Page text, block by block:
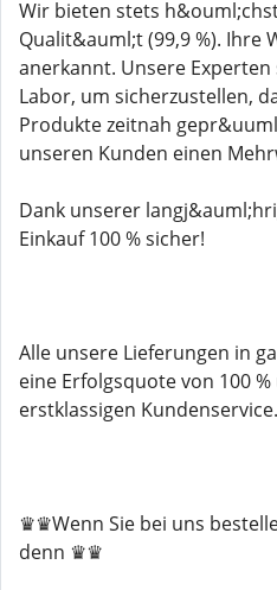
Wir bieten stets
Qualit&auml;t (99,9 %). Ihre
anerkannt. Unsere
Labor, um sicherzustellen,
Produkte zeitnah
unseren Kunden einen
Dank unserer
Einkauf 100 % sicher!
Alle unsere Lieferungen in
eine Erfolgsquote von 100
erstklassigen Kundenservice.
♛♛Wenn Sie bei uns
denn ♛♛